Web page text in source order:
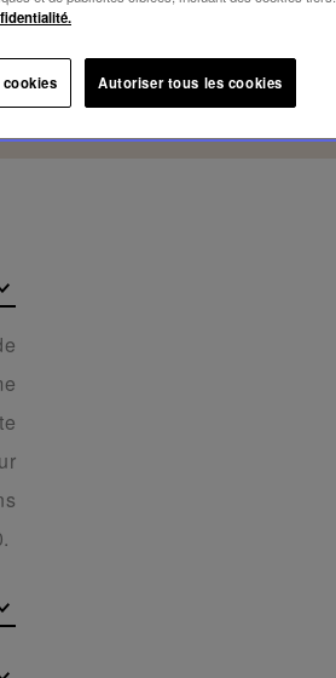
cookies Autoriser tous les cookies